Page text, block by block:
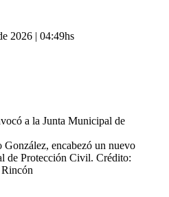
2026 | 04:49hs
encabezó un nuevo
de Protección Civil. Crédito: